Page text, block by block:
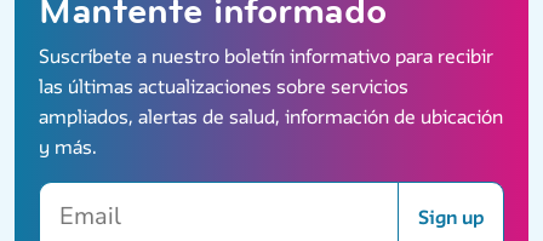
Mantente informado
Suscríbete a nuestro boletín informativo para recibir
las últimas actualizaciones sobre servicios
ampliados, alertas de salud, información de ubicación
y más.
Email
Sign up